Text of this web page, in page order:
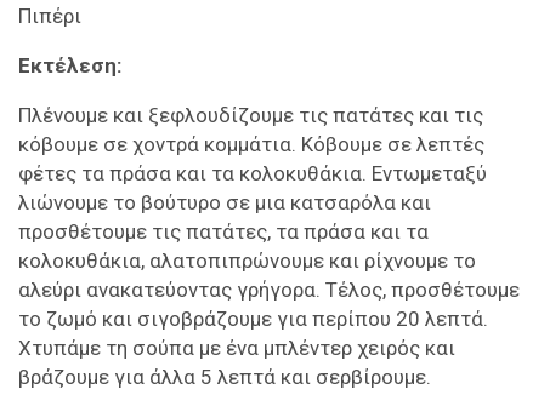
Πιπέρι
Εκτέλεση:
Πλένουμε και ξεφλουδίζουμε τις πατάτες και τις
κόβουμε σε χοντρά κομμάτια. Κόβουμε σε λεπτές
φέτες τα πράσα και τα κολοκυθάκια. Εντωμεταξύ
λιώνουμε το βούτυρο σε μια κατσαρόλα και
προσθέτουμε τις πατάτες, τα πράσα και τα
κολοκυθάκια, αλατοπιπρώνουμε και ρίχνουμε το
αλεύρι ανακατεύοντας γρήγορα. Τέλος, προσθέτουμε
το ζωμό και σιγοβράζουμε για περίπου 20 λεπτά.
Χτυπάμε τη σούπα με ένα μπλέντερ χειρός και
βράζουμε για άλλα 5 λεπτά και σερβίρουμε.